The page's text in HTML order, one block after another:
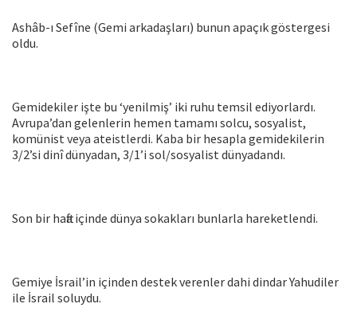
Ashâb-ı Sefîne (Gemi arkadaşları) bunun apaçık göstergesi
oldu.
Gemidekiler işte bu ‘yenilmiş’ iki ruhu temsil ediyorlardı.
Avrupa’dan gelenlerin hemen tamamı solcu, sosyalist,
komünist veya ateistlerdi. Kaba bir hesapla gemidekilerin
3/2’si dinî dünyadan, 3/1’i sol/sosyalist dünyadandı.
Son bir hafta içinde dünya sokakları bunlarla hareketlendi.
Gemiye İsrail’in içinden destek verenler dahi dindar Yahudiler
ile İsrail soluydu.